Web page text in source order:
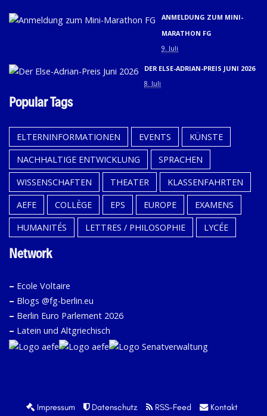
ANMELDUNG ZUM MINI-
MARATHON FG
9. Juli
DER ELSE-ADRIAN-PREIS JUNI 2026
8. Juli
Popular Tags
ELTERNINFORMATIONEN EVENTS
KÜNSTE
NACHHALTIGE ENTWICKLUNG
SPRACHEN
WISSENSCHAFTEN
THEATER
KLASSENFAHRTEN
AEFE
COLLÈGE EPS EUROPE
EXAMENS
HUMANITÉS
LETTRES / PHILOSOPHIE LYCÉE
Network
– Ecole Voltaire
– Blogs @fg-berlin.eu
– Berlin Euro Parlement 2026
– Latein und Altgriechisch
Impressum Datenschutz RSS-Feed Kontakt